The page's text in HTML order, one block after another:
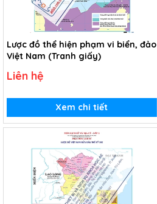
Lược đồ thể hiện phạm vi biển, đảo
Việt Nam (Tranh giấy)
Liên hệ
Xem chi tiết